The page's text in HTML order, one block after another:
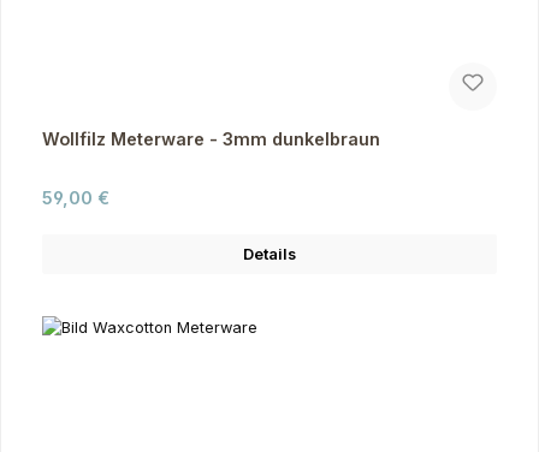
Wollfilz Meterware - 3mm dunkelbraun
Regulärer Preis:
59,00 €
Details